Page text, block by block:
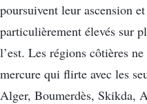
poursuivent leur ascension
particulièrement élevés sur
l’est. Les régions côtières
mercure qui flirte avec les
Alger, Boumerdès, Skikda,